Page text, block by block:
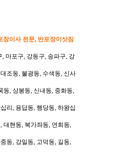
이사 전문, 반포장이삿짐
마포구, 강동구, 송파구, 강
조동, 불광동, 수색동, 신사
동, 상봉동, 신내동, 중화동,
리, 용답동, 행당동, 하왕십
대현동, 북가좌동, 연희동,
동, 강일동, 고덕동, 길동,